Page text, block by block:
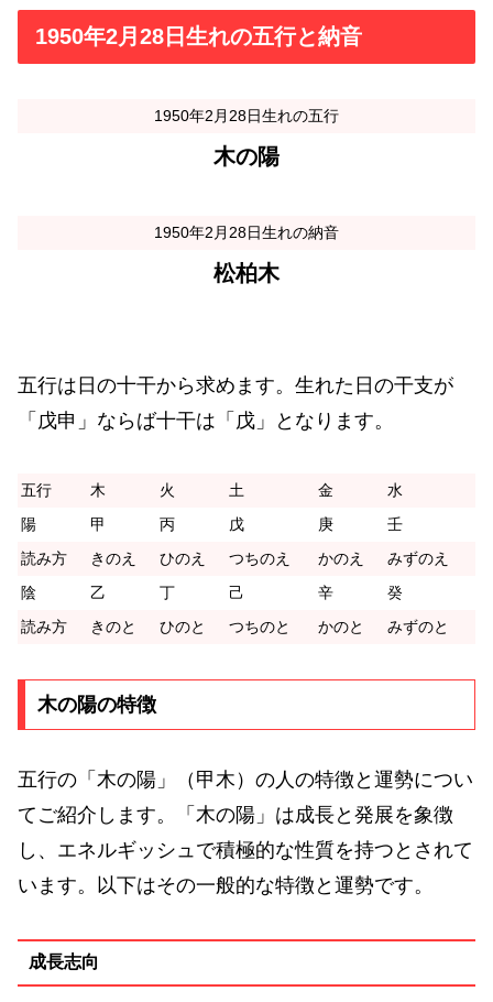
1950年2月28日生れの五行と納音
1950年2月28日生れの五行
木の陽
1950年2月28日生れの納音
松柏木
五行は日の十干から求めます。生れた日の干支が
「戊申」ならば十干は「戊」となります。
五行 木 火 土 金
水
陽
甲 丙 戊 庚
壬
読み方
きのえ ひのえ つちのえ かのえ
みずのえ
陰
乙 丁 己 辛
癸
読み方
きのと ひのと つちのと かのと みずのと
木の陽の特徴
五行の「木の陽」（甲木）の人の特徴と運勢につい
てご紹介します。「木の陽」は成長と発展を象徴
し、エネルギッシュで積極的な性質を持つとされて
います。以下はその一般的な特徴と運勢です。
成長志向